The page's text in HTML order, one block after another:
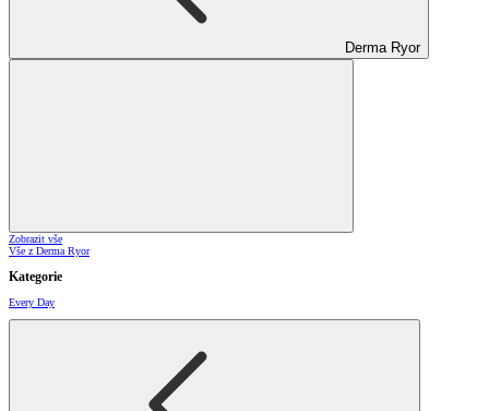
Derma Ryor
Zobrazit vše
Vše z Derma Ryor
Kategorie
Every Day